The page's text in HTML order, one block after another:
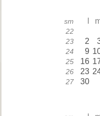
sm
22
23 2
24 9
25 16
26 23
27 30